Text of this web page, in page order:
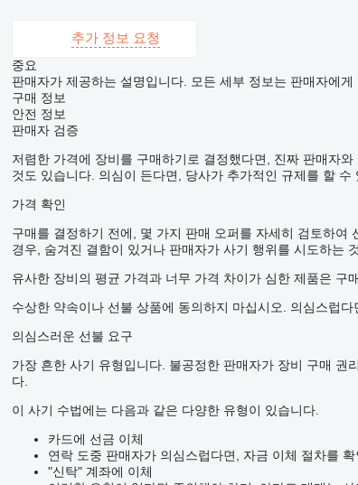
추가 정보 요청
중요
판매자가 제공하는 설명입니다. 모든 세부 정보는 판매자에게
구매 정보
안전 정보
판매자 검증
저렴한 가격에 장비를 구매하기로 결정했다면, 진짜 판매자
것도 있습니다. 의심이 든다면, 당사가 추가적인 규제를 할
가격 확인
구매를 결정하기 전에, 몇 가지 판매 오퍼를 자세히 검토하
경우, 숨겨진 결함이 있거나 판매자가 사기 행위를 시도하는
유사한 장비의 평균 가격과 너무 가격 차이가 심한 제품은 구
수상한 약속이나 선불 상품에 동의하지 마십시오. 의심스럽
의심스러운 선불 요구
가장 흔한 사기 유형입니다. 불공정한 판매자가 장비 구매
다.
이 사기 수법에는 다음과 같은 다양한 유형이 있습니다.
카드에 선금 이체
연락 도중 판매자가 의심스럽다면, 자금 이체 절차를
"신탁" 계좌에 이체